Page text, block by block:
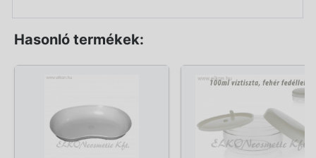
Hasonló termékek: